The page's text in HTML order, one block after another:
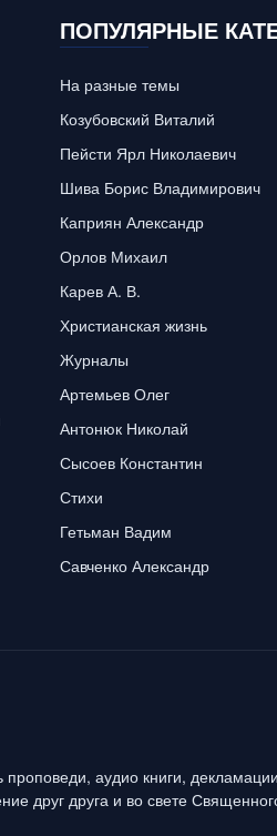
ПОПУЛЯРНЫЕ
На разные темы
Козубовский Виталий
Пейсти Ярл Николаевич
Шива Борис Владимирович
Каприян Александр
Орлов Михаил
Карев А. В.
Христианская жизнь
Журналы
Артемьев Олег
Антонюк Николай
Сысоев Константин
Стихи
Гетьман Вадим
Савченко Александр
аудио книги,
друг друга и во свете